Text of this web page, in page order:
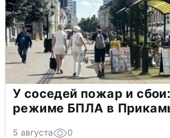
У соседей пожар и
режиме БПЛА в
5 августа 0